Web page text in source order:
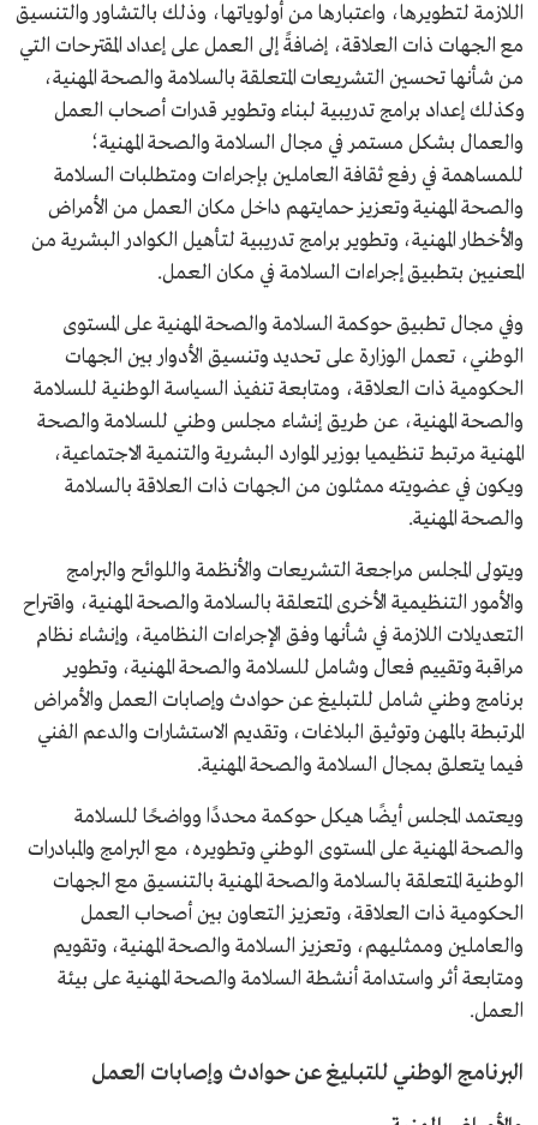
اللازمة لتطويرها، واعتبارها من أولوياتها، وذلك بالتشاور والتنسيق
مع الجهات ذات العلاقة، إضافةً إلى العمل على إعداد المقترحات التي
من شأنها تحسين التشريعات المتعلقة بالسلامة والصحة المهنية،
وكذلك إعداد برامج تدريبية لبناء وتطوير قدرات أصحاب العمل
والعمال بشكل مستمر في مجال السلامة والصحة المهنية؛
للمساهمة في رفع ثقافة العاملين بإجراءات ومتطلبات السلامة
والصحة المهنية وتعزيز حمايتهم داخل مكان العمل من الأمراض
والأخطار المهنية، وتطوير برامج تدريبية لتأهيل الكوادر البشرية من
المعنيين بتطبيق إجراءات السلامة في مكان العمل.
وفي مجال تطبيق حوكمة السلامة والصحة المهنية على المستوى
الوطني، تعمل الوزارة على تحديد وتنسيق الأدوار بين الجهات
الحكومية ذات العلاقة، ومتابعة تنفيذ السياسة الوطنية للسلامة
والصحة المهنية، عن طريق إنشاء مجلس وطني للسلامة والصحة
المهنية مرتبط تنظيميا بوزير الموارد البشرية والتنمية الاجتماعية،
ويكون في عضويته ممثلون من الجهات ذات العلاقة بالسلامة
والصحة المهنية.
ويتولى المجلس مراجعة التشريعات والأنظمة واللوائح والبرامج
والأمور التنظيمية الأخرى المتعلقة بالسلامة والصحة المهنية، واقتراح
التعديلات اللازمة في شأنها وفق الإجراءات النظامية، وإنشاء نظام
مراقبة وتقييم فعال وشامل للسلامة والصحة المهنية، وتطوير
برنامج وطني شامل للتبليغ عن حوادث وإصابات العمل والأمراض
المرتبطة بالمهن وتوثيق البلاغات، وتقديم الاستشارات والدعم الفني
فيما يتعلق بمجال السلامة والصحة المهنية.
ويعتمد المجلس أيضًا هيكل حوكمة محددًا وواضحًا للسلامة
والصحة المهنية على المستوى الوطني وتطويره، مع البرامج والمبادرات
الوطنية المتعلقة بالسلامة والصحة المهنية بالتنسيق مع الجهات
الحكومية ذات العلاقة، وتعزيز التعاون بين أصحاب العمل
والعاملين وممثليهم، وتعزيز السلامة والصحة المهنية، وتقويم
ومتابعة أثر واستدامة أنشطة السلامة والصحة المهنية على بيئة
العمل.
البرنامج الوطني للتبليغ عن حوادث وإصابات العمل